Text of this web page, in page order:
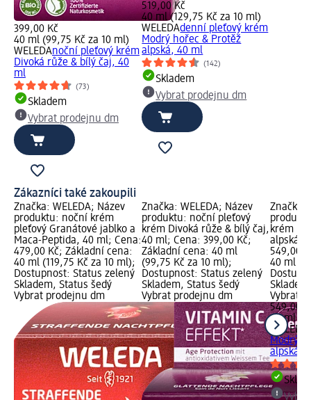
399,00 Kč
40 ml (99,75 Kč za 10 ml)
WELEDAnoční pleťový krém
Divoká růže & bílý čaj, 40
ml
(73)
Skladem
Vybrat prodejnu dm
519,00 Kč
40 ml (129,75 Kč za 10 ml)
WELEDAdenní pleťový krém
Modrý hořec & Protěž
alpská, 40 ml
(142)
Skladem
Vybrat prodejnu dm
Zákazníci také zakoupili
Značka: WELEDA; Název
produktu: noční krém
pleťový Granátové jablko a
Maca-Peptida, 40 ml; Cena:
479,00 Kč; Základní cena:
40 ml (119,75 Kč za 10 ml);
Dostupnost: Status zelený
Skladem, Status šedý
Vybrat prodejnu dm
Značka: WELEDA; Název
produktu: noční pleťový
krém Divoká růže & bílý čaj,
40 ml; Cena: 399,00 Kč;
Základní cena: 40 ml
(99,75 Kč za 10 ml);
Dostupnost: Status zelený
Skladem, Status šedý
Vybrat prodejnu dm
Značka:
krém
alpská,
549,00
40 ml
Vybrat
549,00
40 ml
WELEDA
Modrý
alpská,